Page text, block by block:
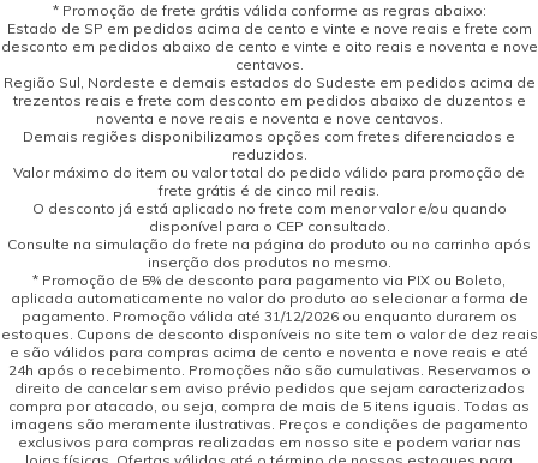
* Promoção de frete grátis válida conforme as regras abaixo:
Estado de SP em pedidos acima de cento e vinte e nove reais e frete com
desconto em pedidos abaixo de cento e vinte e oito reais e noventa e nove
centavos.
Região Sul, Nordeste e demais estados do Sudeste em pedidos acima de
trezentos reais e frete com desconto em pedidos abaixo de duzentos e
noventa e nove reais e noventa e nove centavos.
Demais regiões disponibilizamos opções com fretes diferenciados e
reduzidos.
Valor máximo do item ou valor total do pedido válido para promoção de
frete grátis é de cinco mil reais.
O desconto já está aplicado no frete com menor valor e/ou quando
disponível para o CEP consultado.
Consulte na simulação do frete na página do produto ou no carrinho após
inserção dos produtos no mesmo.
* Promoção de 5% de desconto para pagamento via PIX ou Boleto,
aplicada automaticamente no valor do produto ao selecionar a forma de
pagamento. Promoção válida até 31/12/2026 ou enquanto durarem os
estoques. Cupons de desconto disponíveis no site tem o valor de dez reais
e são válidos para compras acima de cento e noventa e nove reais e até
24h após o recebimento. Promoções não são cumulativas. Reservamos o
direito de cancelar sem aviso prévio pedidos que sejam caracterizados
compra por atacado, ou seja, compra de mais de 5 itens iguais. Todas as
imagens são meramente ilustrativas. Preços e condições de pagamento
exclusivos para compras realizadas em nosso site e podem variar nas